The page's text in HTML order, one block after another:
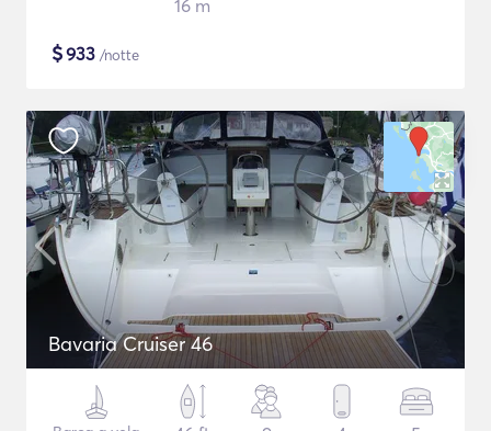
16 m
$933 /notte
Bavaria Cruiser 46